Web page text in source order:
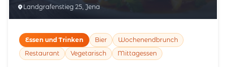
Landgrafenstieg 25, Jena
Essen und Trinken Bier
Wochenendbrunch
Restaurant
Vegetarisch Mittagessen